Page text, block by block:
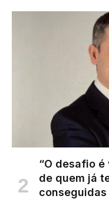
“O desafio
de quem já